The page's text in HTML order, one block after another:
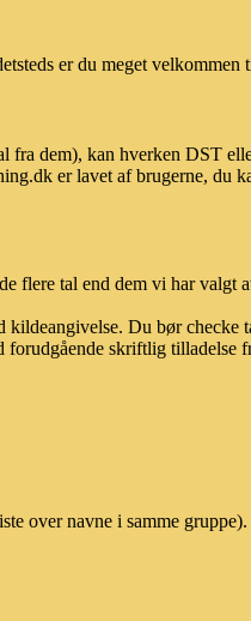
er du meget velkommen
fra dem), kan hverken DST
er lavet af brugerne, du
flere tal end dem vi har valgt
kildeangivelse. Du bør checke
skriftlig tilladelse
over navne i samme gruppe).